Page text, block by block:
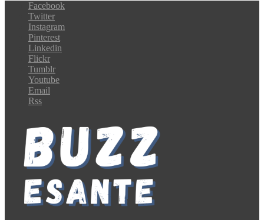
Facebook
Twitter
Instagram
Pinterest
Linkedin
Flickr
Tumblr
Youtube
Email
Rss